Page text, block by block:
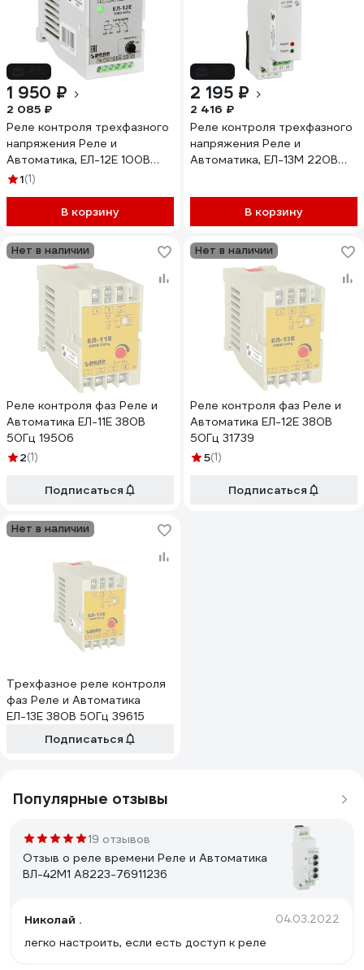
1 950 ₽
2 085 ₽
Реле контроля трехфазного
напряжения Реле и
Автоматика, ЕЛ-12Е 100В
50Гц A8222-77135228
1(1)
В корзину
2 195 ₽
2 416 ₽
Реле контроля трехфазного
напряжения Реле и
Автоматика, ЕЛ-13М 220В
В корзину
Нет в наличии
Реле контроля фаз Реле и
Автоматика ЕЛ-11Е 380В
50Гц 19506
2(1)
Подписаться
Нет в наличии
Реле контроля фаз Реле и
Автоматика ЕЛ-12Е 380В
50Гц 31739
5(1)
Подписаться
Нет в наличии
Трехфазное реле контроля
фаз Реле и Автоматика
ЕЛ-13Е 380В 50Гц 39615
Подписаться
Популярные отзывы
19 отзывов
Отзыв о реле времени Реле и Автоматика
ВЛ-42М1 A8223-76911236
Николай . 04.03.2022
легко настроить, если есть доступ к реле